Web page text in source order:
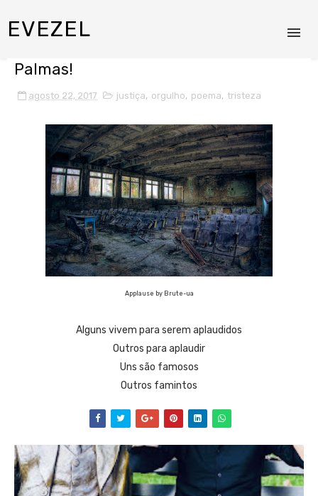
EVEZEL
Palmas!
agosto 22, 2017 justiça, orgulho, poema, tristeza
Applause by Brute-ua
Alguns vivem para serem aplaudidos
Outros para aplaudir
Uns são famosos
Outros famintos